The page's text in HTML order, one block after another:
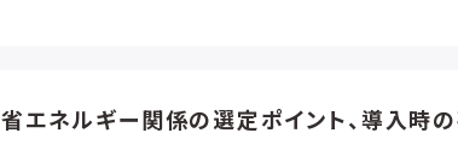
省エネルギー関係の選定ポイント、導入時